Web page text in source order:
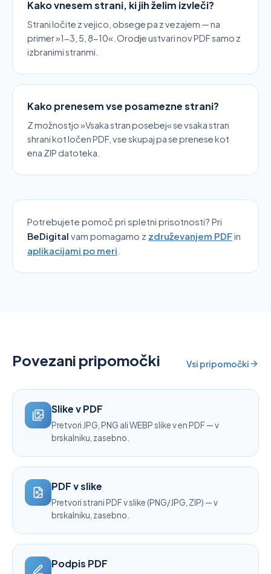
Kako vnesem strani, ki jih želim izvleči?
Strani ločite z vejico, obsege pa z vezajem — na
primer »1-3, 5, 8-10«. Orodje ustvari nov PDF samo z
izbranimi stranmi.
Kako prenesem vse posamezne strani?
Z možnostjo »Vsaka stran posebej« se vsaka stran
shrani kot ločen PDF, vse skupaj pa se prenese kot
ena ZIP datoteka.
Potrebujete pomoč pri spletni prisotnosti? Pri
BeDigital vam pomagamo z združevanjem PDFin
aplikacijami po meri
Povezani pripomočki Vsi pripomočki
Slike v PDF
Pretvori JPG, PNG ali WEBP slike v en PDF — v
brskalniku, zasebno.
PDF v slike
Pretvori strani PDF v slike (PNG/JPG, ZIP) — v
brskalniku, zasebno.
Podpis PDF